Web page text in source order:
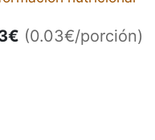
€ (0.03€/porción)